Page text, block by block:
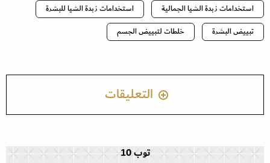
استخدامات زبدة الشيا الجمالية
استخدامات زبدة الشيا للبشرة
تبييض البشرة
خلطات لتبييض الجسم
التعليقات
توب 10